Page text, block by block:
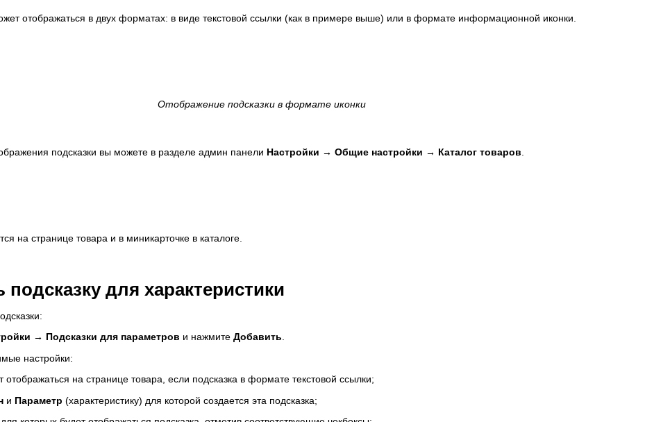
отображаться в двух форматах: в виде текстовой ссылки (как в примере выше) или в формате информационной иконки.
Отображение подсказки в формате иконки
подсказки вы можете в разделе админ панели Настройки → Общие настройки → Каталог товаров.
на странице товара и в миникарточке в каталоге.
подсказку для характеристики
→ Подсказки для параметров и нажмите Добавить.
настройки:
отображаться на странице товара, если подсказка в формате текстовой ссылки;
и Параметр (характеристику) для которой создается эта подсказка;